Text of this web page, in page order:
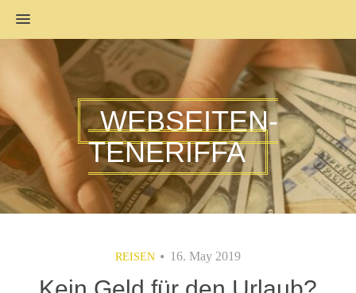
MENU
WEBSEITEN-
TENERIFFA
REISEN 16. May 2019